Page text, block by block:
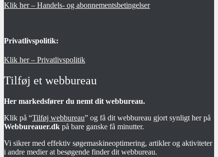
Klik her – Handels- og abonnementsbetingelser
Privatlivspolitik:
Klik her – Privatlivspolitik
Tilføj et webbureau
Her markedsfører du nemt dit webbureau.
Klik på “Tilføj webbureau” og få dit webbureau gjort synligt her på
Webbureauer.dk på bare ganske få minutter.
Vi sikrer med effektiv søgemaskineoptimering, artikler og aktiviteter
i andre medier at besøgende finder dit webbureau.